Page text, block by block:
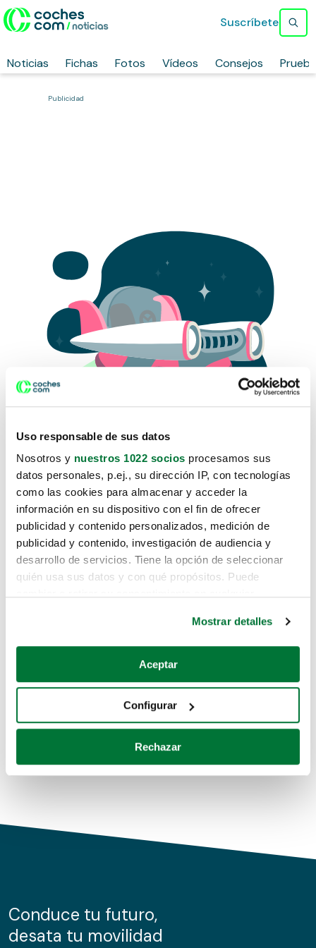
Uso responsable de sus datos
Nosotros y nuestros 1022 socios procesamos sus
datos personales, p.ej., su dirección IP, con tecnologías
como las cookies para almacenar y acceder la
información en su dispositivo con el fin de ofrecer
publicidad y contenido personalizados, medición de
publicidad y contenido, investigación de audiencia y
desarrollo de servicios. Tiene la opción de seleccionar
quién usa sus datos y con qué propósitos. Puede
Si lo permite, también quisiéramos:
Recopilar información sobre su ubicación geográfica
Identificar su dispositivo analizándolo activamente
para buscar características específicas (huellas
Obtenga más información sobre cómo se procesan sus
de cookies.
información sobre el uso que haga del sitio web con
nuestros partners de redes sociales, publicidad y análisis
Mostrar detalles
Aceptar
Configurar
Rechazar
Noticias Fichas Fotos Vídeos Consejos
Suscríbete
Publicidad
Lo sentimos, no sabemos como
te hemos traido hasta aquí.
Pero puedes encontrar el coche que estás
buscando en alguno de estos enlaces:
Coches de segunda mano
Coches de km0
Conduce tu futuro,
desata tu movilidad